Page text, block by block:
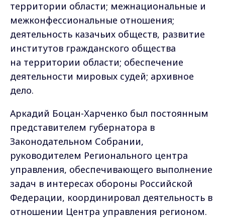
территории области; межнациональные и
межконфессиональные отношения;
деятельность казачьих обществ, развитие
институтов гражданского общества
на территории области; обеспечение
деятельности мировых судей; архивное
дело.
Аркадий Боцан-Харченко был постоянным
представителем губернатора в
Законодательном Собрании,
руководителем Регионального центра
управления, обеспечивающего выполнение
задач в интересах обороны Российской
Федерации, координировал деятельность в
отношении Центра управления регионом.